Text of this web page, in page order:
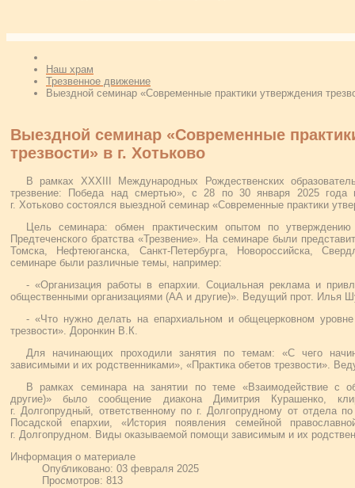
Наш храм
Трезвенное движение
Выездной семинар «Современные практики утверждения
Выездной семинар «Современные
трезвости» в г. Хотьково
В рамках XXХIII Международных Рождественских
трезвение: Победа над смертью», с 28 по 30 января 2025 года
г. Хотьково состоялся выездной семинар «Современные практики
Цель семинара: обмен практическим опытом по утверждению
Предтеченского братства «Трезвение». На семинаре были
Томска, Нефтеюганска, Санкт-Петербурга, Новороссийска,
семинаре были различные темы, например:
- «Организация работы в епархии. Социальная реклама и
общественными организациями (АА и другие)». Ведущий прот. Илья
- «Что нужно делать на епархиальном и общецерковном
трезвости». Доронкин В.К.
Для начинающих проходили занятия по темам: «С чего
зависимыми и их родственниками», «Практика обетов трезвости».
В рамках семинара на занятии по теме «Взаимодействие с
другие)» было сообщение диакона Димитрия Курашенко,
г. Долгопрудный, ответственному по г. Долгопрудному от отдела
Посадской епархии, «История появления семейной
г. Долгопрудном. Виды оказываемой помощи зависимым и их
Информация о материале
Опубликовано: 03 февраля 2025
Просмотров: 813